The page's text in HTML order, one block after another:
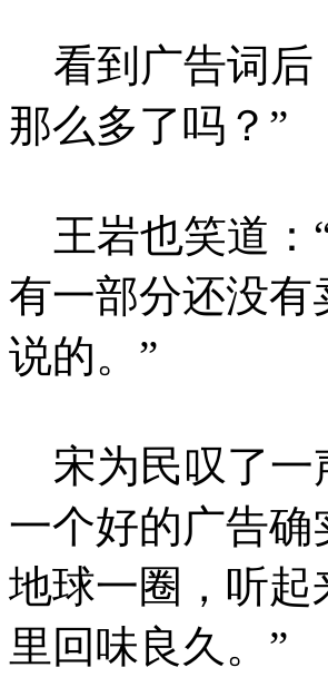
看到广告词后
那么多了吗？”
王岩也笑道：
有一部分还没
说的。”
宋为民叹了一
一个好的广告确
地球一圈，听
里回味良久。”